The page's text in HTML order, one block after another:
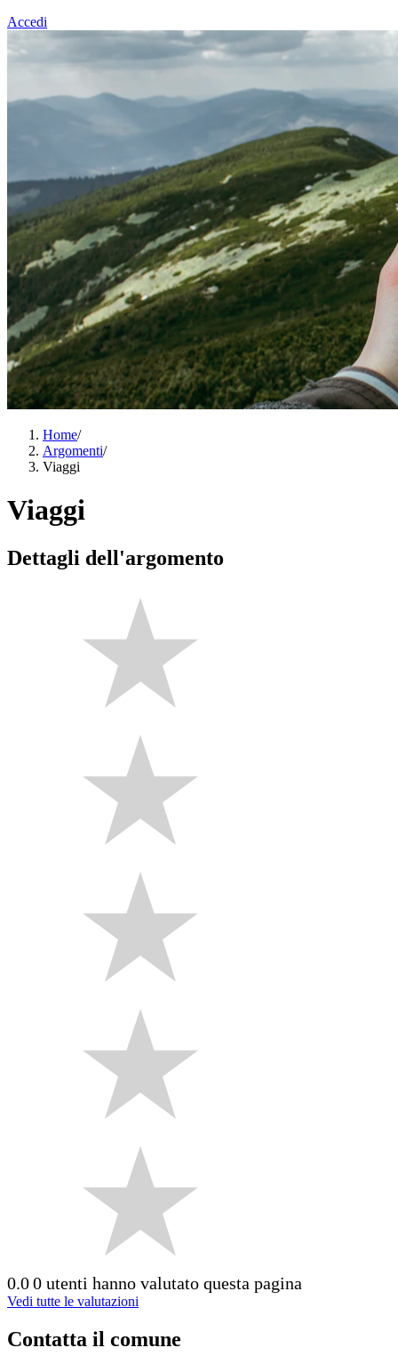
Accedi
Home/
Argomenti/
Viaggi
Viaggi
Dettagli dell'argomento
0.00 utenti hanno valutato questa pagina
Vedi tutte le valutazioni
Contatta il comune